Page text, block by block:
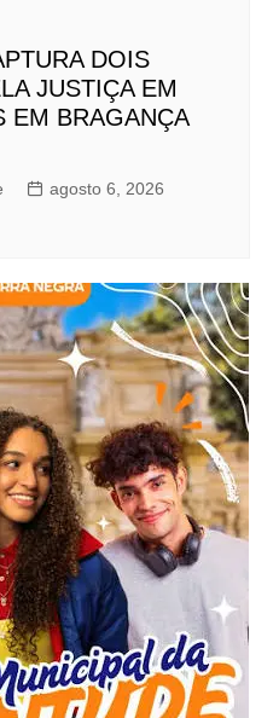
DOIS
JUSTIÇA EM
EM BRAGANÇA
agosto 6, 2026